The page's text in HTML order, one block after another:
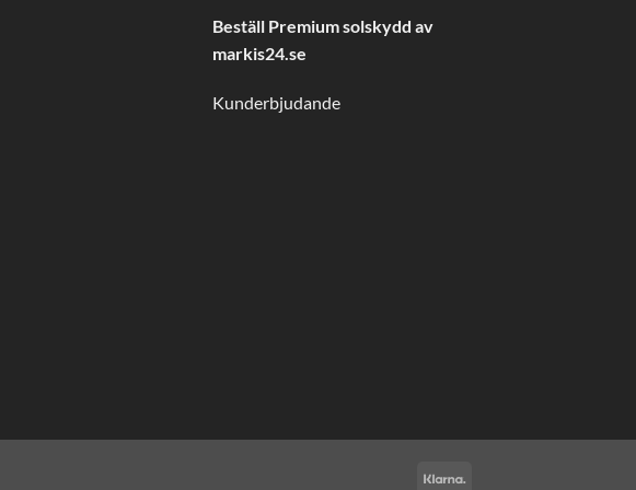
Beställ Premium solskydd av
markis24.se
Kunderbjudande